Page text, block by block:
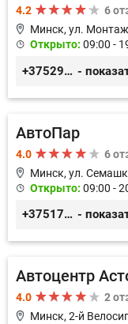
4.2
6
Минск, ул.
Открыто: 09:00 -
+375299395764 -
АвтоПар
4.0
6
Минск, ул.
Открыто: 09:00 -
+375172074280 -
Автоцентр
4.0
2
Минск, 2-й